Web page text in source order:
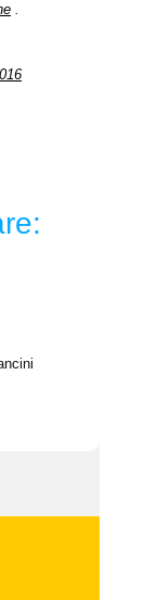
.